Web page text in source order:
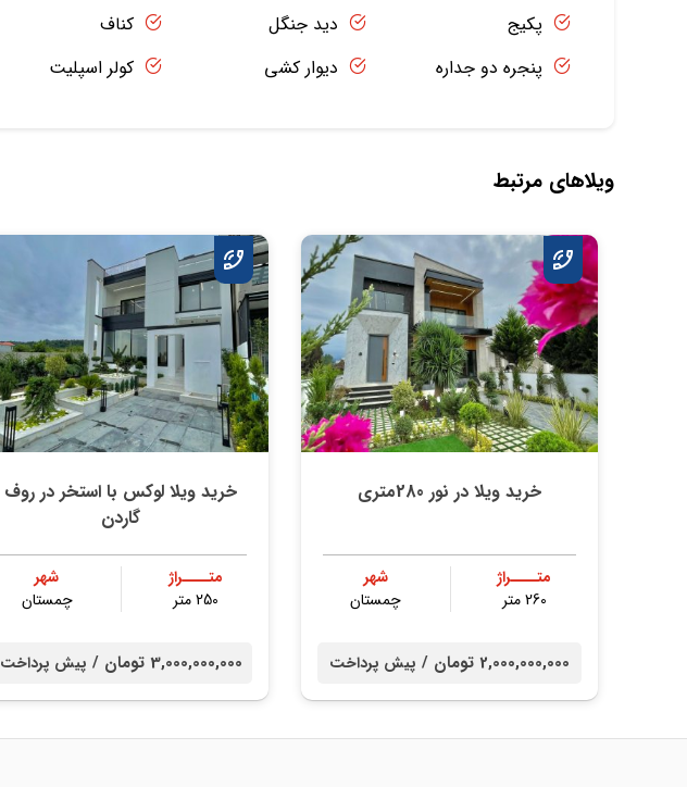
پکیج
پنجره دو جداره
دید جنگل
دیوار کشی
کناف
کولر اسپلیت
ویلاهای مرتبط
خرید ویلا در نور 280متری
متــــراژ
260 متر
شهر
چمستان
2,000,000,000 تومان / پیش پرداخت
خرید ویلا لوکس با استخر در روف
گاردن
متــــراژ
250 متر
شهر
چمستان
3,000,000,000 تومان / پیش پرداخت